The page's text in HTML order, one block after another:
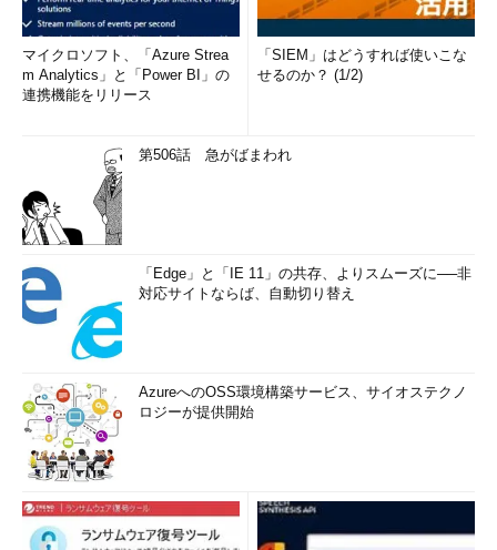
マイクロソフト、「Azure Strea
m Analytics」と「Power BI」の
連携機能をリリース
「SIEM」はどうすれば使いこな
せるのか？ (1/2)
第506話 急がばまわれ
「Edge」と「IE 11」の共存、よりスムーズに──非
対応サイトならば、自動切り替え
AzureへのOSS環境構築サービス、サイオステクノ
ロジーが提供開始